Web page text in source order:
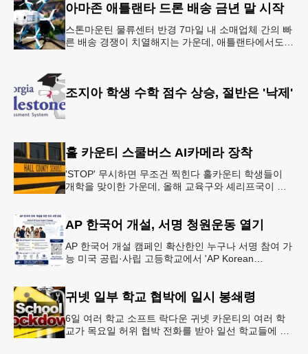
아마존 애틀랜타 드론 배송 금년 말 시작
스톤마운틴 물류센터 반경 7마일 내 소매업체 간의 빠
른 배송 경쟁이 치열해지는 가운데, 애틀랜타에서도
조지아 학생 수학 점수 상승, 절반은 '낙제'
홀 카운티 스쿨버스 AI카메라 장착
'STOP' 무시하면 무조건 찍힌다 홀카운티 학생들이
개학을 맞이한 가운데, 올해 교육구와 셰리프국이 학
AP 한국어 개설, 서명 청원운동 열기
AP 한국어 개설 캠페인 확산한인 누구나 서명 참여 가
능 미국 공립·사립 고등학교에서 'AP Korean
귀넷 일부 학교 협박에 일시 봉쇄령
6일 여러 학교 소프트 락다운 귀넷 카운티의 여러 학
교가 목요일 허위 협박 전화를 받아 일선 학교들에 일